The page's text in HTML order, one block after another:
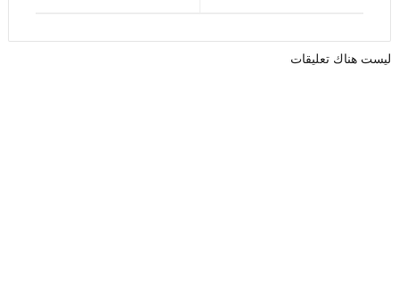
ليست هناك تعليقات